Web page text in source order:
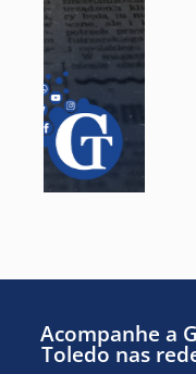
Acompanhe a
Toledo nas